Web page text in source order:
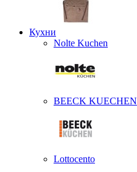
Кухни
Nolte Kuchen
BEECK KUECHEN
Lottocento